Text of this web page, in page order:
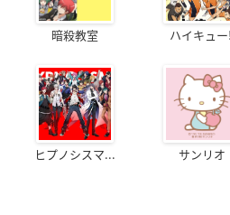
暗殺教室 ハイキュ
ヒプノシスマ... サンリオ